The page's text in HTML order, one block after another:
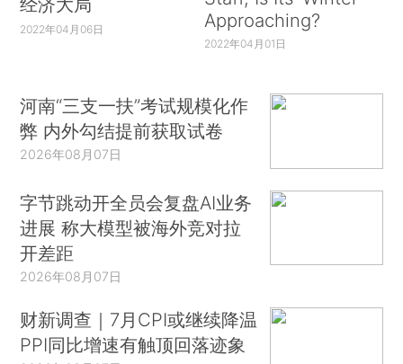
2022年04月06日
Approaching?
2022年04月01日
河南“三支一扶”考试规模化作
弊 内外勾结提前获取试卷
2026年08月07日
字节跳动开全员会复盘AI业务
进展 称大模型被海外竞对拉
开差距
2026年08月07日
财新调查｜7月CPI或继续降温
PPI同比增速有触顶回落迹象